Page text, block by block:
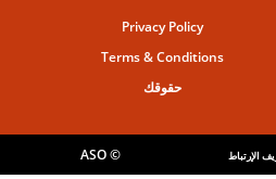
Privacy Policy
Terms & Conditions
حقوقك
الإرتباط © ASO